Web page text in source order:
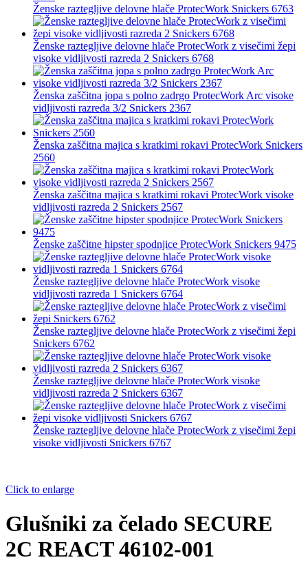
Ženske raztegljive delovne hlače ProtecWork Snickers 6763
Ženske raztegljive delovne hlače ProtecWork z visečimi žepi
visoke vidljivosti razreda 2 Snickers 6768
Ženska zaščitna jopa s polno zadrgo ProtecWork Arc visoke
vidljivosti razreda 3/2 Snickers 2367
Ženska zaščitna majica s kratkimi rokavi ProtecWork Snickers
2560
Ženska zaščitna majica s kratkimi rokavi ProtecWork visoke
vidljivosti razreda 2 Snickers 2567
Ženske zaščitne hipster spodnjice ProtecWork Snickers 9475
Ženske raztegljive delovne hlače ProtecWork visoke
vidljivosti razreda 1 Snickers 6764
Ženske raztegljive delovne hlače ProtecWork z visečimi žepi
Snickers 6762
Ženske raztegljive delovne hlače ProtecWork visoke
vidljivosti razreda 2 Snickers 6367
Ženske raztegljive delovne hlače ProtecWork z visečimi žepi
visoke vidljivosti Snickers 6767
Click to enlarge
Glušniki za čelado SECURE
2C REACT 46102-001